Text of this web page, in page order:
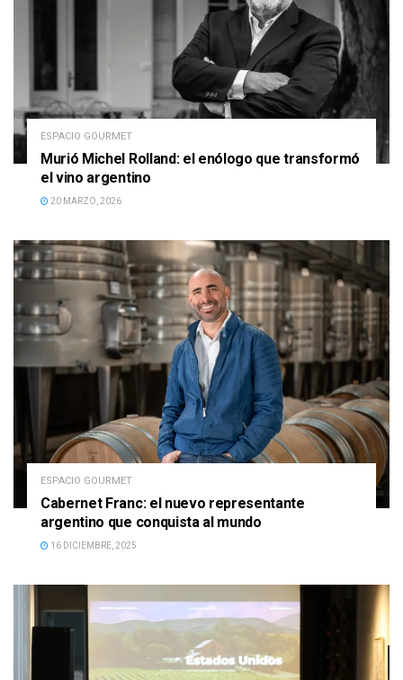
ESPACIO GOURMET
Murió Michel Rolland: el enólogo que transformó
el vino argentino
20 MARZO, 2026
ESPACIO GOURMET
Cabernet Franc: el nuevo representante
argentino que conquista al mundo
16 DICIEMBRE, 2025